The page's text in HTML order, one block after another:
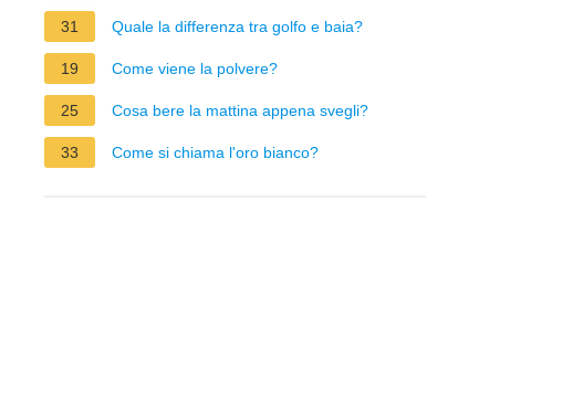
31 Quale la differenza tra golfo e baia?
19 Come viene la polvere?
25 Cosa bere la mattina appena svegli?
33 Come si chiama l'oro bianco?